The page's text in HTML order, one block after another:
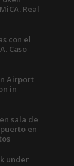
Real
con el
Caso
Airport
in
sala de
en
under